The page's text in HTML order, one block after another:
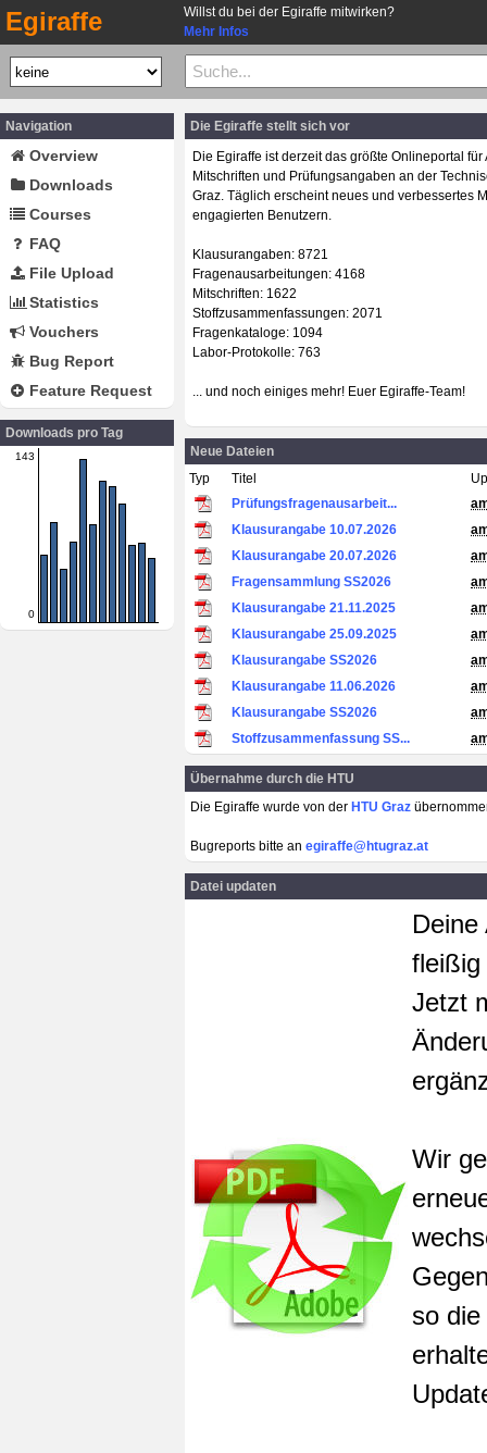
Egiraffe
Willst du bei der Egiraffe mitwirken?
Mehr Infos
Navigation
Overview
Downloads
Courses
FAQ
File Upload
Statistics
Vouchers
Bug Report
Feature Request
Downloads pro Tag
143
0
Die Egiraffe stellt sich vor
Die Egiraffe ist derzeit das größte Onlineportal
Mitschriften und Prüfungsangaben an der
Graz. Täglich erscheint neues und verbessertes
engagierten Benutzern.
Klausurangaben: 8721
Fragenausarbeitungen: 4168
Mitschriften: 1622
Stoffzusammenfassungen: 2071
Fragenkataloge: 1094
Labor-Protokolle: 763
... und noch einiges mehr! Euer Egiraffe-Team!
Neue Dateien
Typ
Titel
Prüfungsfragenausarbeit...
Klausurangabe 10.07.2026
Klausurangabe 20.07.2026
Fragensammlung SS2026
Klausurangabe 21.11.2025
Klausurangabe 25.09.2025
Klausurangabe SS2026
Klausurangabe 11.06.2026
Klausurangabe SS2026
Stoffzusammenfassung SS...
Übernahme durch die HTU
Die Egiraffe wurde von der HTU Graz
Bugreports bitte an egiraffe@htugraz.at
Datei updaten
fleißig
Jetzt
Wir
so